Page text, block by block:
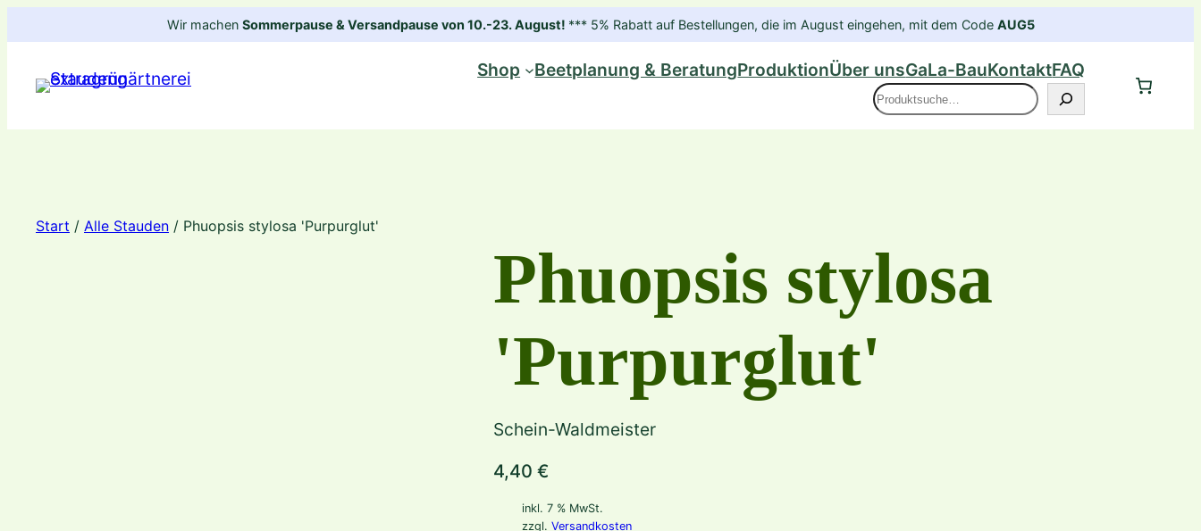
Inhalt
springen
Wir machen Sommerpause & Versandpause von 10.-23. August! *** 5% Rabatt auf Bestellungen, die im August eingehen, mit dem Code AUG5
Shop Beetplanung & BeratungProduktionÜber unsGaLa-BauKontaktFAQ
Suche
Start / Alle Stauden / Phuopsis stylosa 'Purpurglut'
Phuopsis stylosa
'Purpurglut'
Schein-Waldmeister
4,40 €
inkl. 7 % MwSt.
zzgl. Versandkosten